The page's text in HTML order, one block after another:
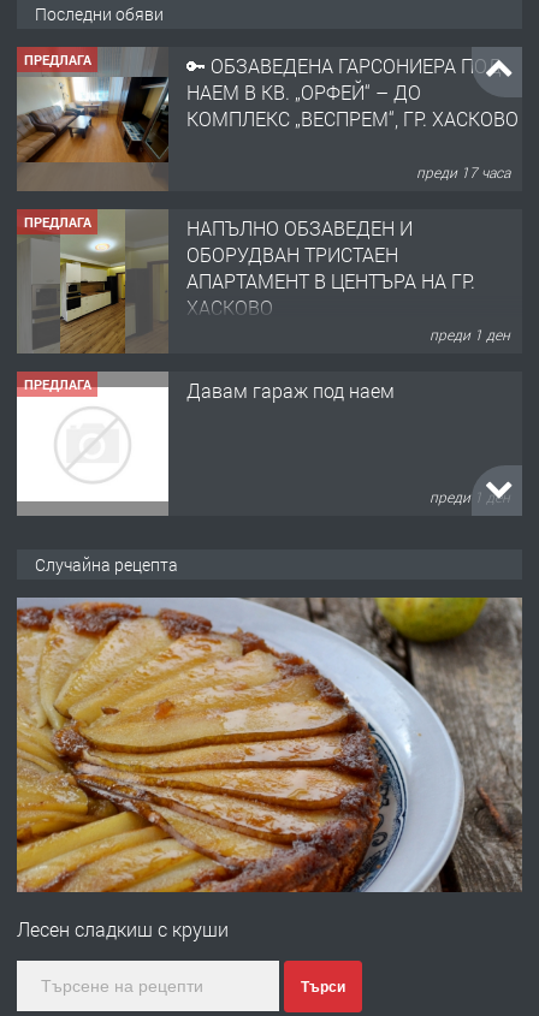
Последни обяви
ПРЕДЛАГА
🔑 ОБЗАВЕДЕНА ГАРСОНИЕРА ПОД
НАЕМ В КВ. „ОРФЕЙ“ – ДО
КОМПЛЕКС „ВЕСПРЕМ“, ГР. ХАСКОВО
преди 17 часа
ПРЕДЛАГА
НАПЪЛНО ОБЗАВЕДЕН И
ОБОРУДВАН ТРИСТАЕН
АПАРТАМЕНТ В ЦЕНТЪРА НА ГР.
ХАСКОВО
преди 1 ден
ПРЕДЛАГА Давам гараж под наем
преди 1 ден
градската градина!
преди 1 ден
ПРЕДЛАГА
ПРОСТОРЕН ТРИСТАЕН
АПАРТАМЕНТ В НОВА СГРАДА КВ.
КУБА
преди 2 дни
ПРЕДЛАГА
Продавам парцел в гр. Хасково кв.
асфалт 0889 537 426
Случайна рецепта
Лесен сладкиш с круши
Търси